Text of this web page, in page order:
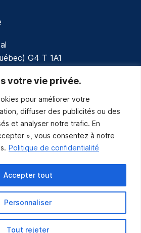
votre vie privée.
pour améliorer votre
diffuser des publicités ou des
et analyser notre trafic. En
», vous consentez à notre
Politique de confidentialité
Personnaliser
Tout rejeter
Accepter tout
G4 T 1A1
temps pour toutes urgences.
recevoir les nouvelles
par courriel.